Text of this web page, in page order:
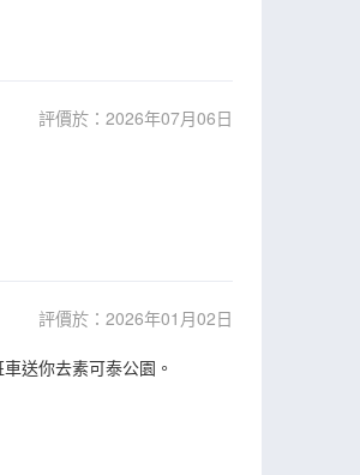
評價於：2026年07月06日
評價於：2026年01月02日
送你去素可泰公園。